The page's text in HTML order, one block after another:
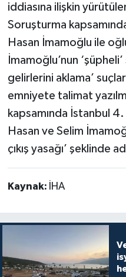
iddiasına ilişkin
Soruşturma
Hasan İmamoğlu ile
İmamoğlu’nun
gelirlerini aklama’
emniyete talimat
kapsamında İstanbul
Hasan ve Selim
çıkış yasağı’ şeklinde
Kaynak: İHA